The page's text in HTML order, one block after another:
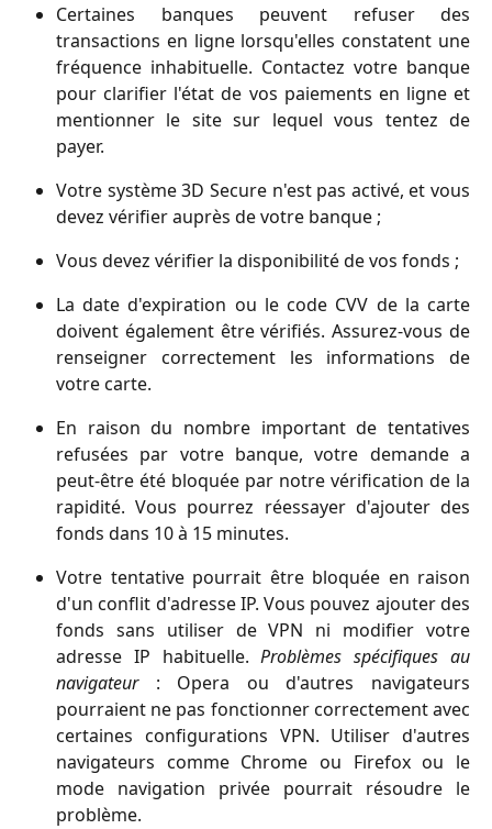
Certaines banques peuvent refuser des
transactions en ligne lorsqu'elles constatent une
fréquence inhabituelle. Contactez votre banque
pour clarifier l'état de vos paiements en ligne et
mentionner le site sur lequel vous tentez de
payer.
Votre système 3D Secure n'est pas activé, et vous
devez vérifier auprès de votre banque ;
Vous devez vérifier la disponibilité de vos fonds ;
La date d'expiration ou le code CVV de la carte
doivent également être vérifiés. Assurez-vous de
renseigner correctement les informations de
votre carte.
En raison du nombre important de tentatives
refusées par votre banque, votre demande a
peut-être été bloquée par notre vérification de la
rapidité. Vous pourrez réessayer d'ajouter des
fonds dans 10 à 15 minutes.
Votre tentative pourrait être bloquée en raison
d'un conflit d'adresse IP. Vous pouvez ajouter des
fonds sans utiliser de VPN ni modifier votre
adresse IP habituelle.Problèmes spécifiques au
navigateur: Opera ou d'autres navigateurs
pourraient ne pas fonctionner correctement avec
certaines configurations VPN. Utiliser d'autres
navigateurs comme Chrome ou Firefox ou le
mode navigation privée pourrait résoudre le
problème.